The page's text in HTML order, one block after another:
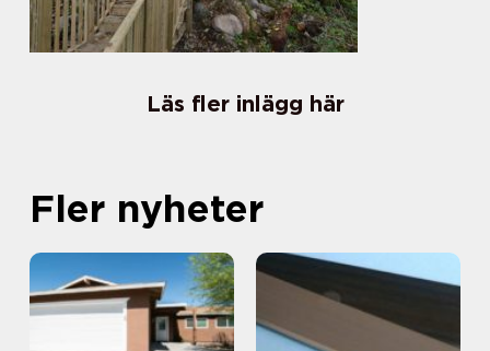
Läs fler inlägg här
Fler nyheter